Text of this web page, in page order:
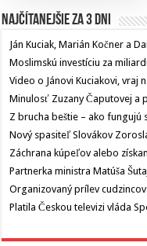
Najčítanejšie za 3 dni
Ján Kuciak, Marián Kočner a
Moslimskú investíciu za
Video o Jánovi Kuciakovi, vraj
Minulosť Zuzany Čaputovej a
Z brucha beštie – ako
Nový spasiteľ Slovákov
Záchrana kúpeľov alebo
Partnerka ministra Matúša
Organizovaný prílev
Platila Českou televizi vláda